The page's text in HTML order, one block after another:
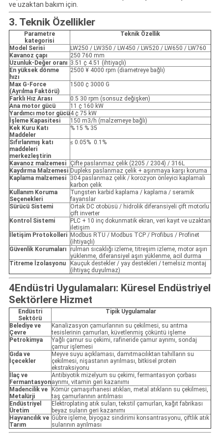
ve uzaktan bakım için.
3. Teknik Özellikler
Parametre
kategorisi
Teknik Özellik
Model Serisi
LW250 / LW350 / LW450 / LW520 / LW650 / LW760
Kavanoz çapı
250 760 mm
Uzunluk-Değer oranı 3.51 ¢ 4.51 (ihtiyaçlı)
En yüksek dönme
hızı
2500 ¥ 4000 rpm (diametreye bağlı)
Max G-Force
(Ayrılma Faktörü)
1500 ¢ 3000 G
Farklı Hız Arası
0.5 30 rpm (sonsuz değişken)
Ana motor gücü
11 ¢ 160 kW
Yardımcı motor gücü4 ¢ 75 kW
İşleme Kapasitesi
150 m3/h (malzemeye bağlı)
Kek Kuru Katı
Maddeler
% 15 % 35
Sıfırlanmış katı
maddeleri
merkezleştirin
≤ 0.05% ️ 0.1%
Kavanoz malzemesi
Çifte paslanmaz çelik (2205 / 2304) / 316L
Kaydırma Malzemesi Dupleks paslanmaz çelik + aşınmaya karşı koruma
Kaplama malzemesi
304 paslanmaz çelik / korozyon önleyici kaplamalı
karbon çelik
Kullanım Koruma
Seçenekleri
Tungsten karbid kaplama / kaplama / seramik
fayanslar
Sürücü Sistemi
Ortak DC otobüsü / hidrolik diferansiyeli çift motorlu
çift inverter
Kontrol Sistemi
PLC + 10 inç dokunmatik ekran, veri kayıt ve uzaktan
iletişim
İletişim Protokolleri Modbus RTU / Modbus TCP / Profibus / Profinet
(ihtiyaçlı)
Güvenlik Korumaları
rulman sıcaklığı izleme, titreşim izleme, motor aşırı
yüklenme, diferansiyel aşırı yüklenme, acil durma
Titreme İzolasyonu
Kauçuk destekler / yay destekleri / temelsiz montaj
(ihtiyaç duyulmaz)
4Endüstri Uygulamaları: Küresel Endüstriyel
Sektörlere Hizmet
Endüstri
Sektörü
Tipik Uygulamalar
Belediye ve
Çevre
Kanalizasyon çamurlarının su çekilmesi, su arıtma
tesislerinin çamurları, küvetlenmiş çöküntü işleme
Petrokimya
Yağlı çamur su çekimi, rafineride çamur ayrımı, sondaj
çamur işlemesi
Gıda ve
İçecekler
Meyve suyu açıklaması, damıtmacılıktan tahılların su
çekilmesi, nişastanın ayrılması, bitkisel protein
ekstraksiyonu
İlaç ve
Fermantasyon
Antibiyotik mizelyum su çekimi, fermantasyon çorbası
ayrımı, vitamin geri kazanımı
Madencilik ve
Metalürji
Kömür çamaşırhanesi atıkları, metal atıkların su çekilmesi,
taş çamurlarının arıtılması
Endüstriyel
Üretim
Elektroplating atık suları, tekstil çamurları, kağıt fabrikası
beyaz suların geri kazanımı
Hayvancılık ve
Tarım
Gübre işleme, biyogaz sindirimi konsantrasyonu, çiftlik atık
sularının ayrılması